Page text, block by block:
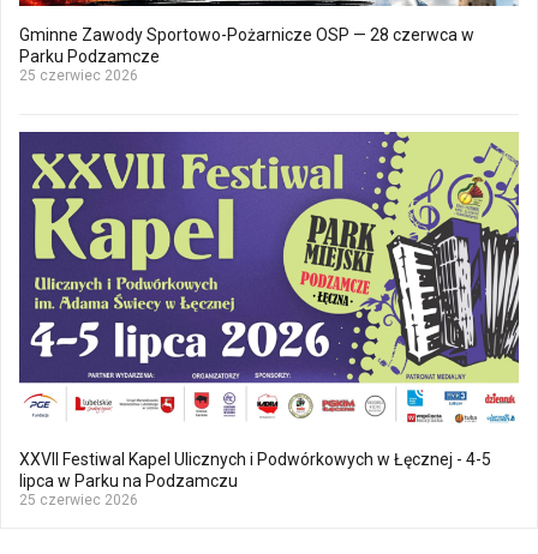
Gminne Zawody Sportowo-Pożarnicze OSP — 28 czerwca w
Parku Podzamcze
25 czerwiec 2026
XXVII Festiwal Kapel Ulicznych i Podwórkowych w Łęcznej - 4-5
lipca w Parku na Podzamczu
25 czerwiec 2026